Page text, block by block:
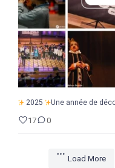
2025 Une année de
17 0
Load More